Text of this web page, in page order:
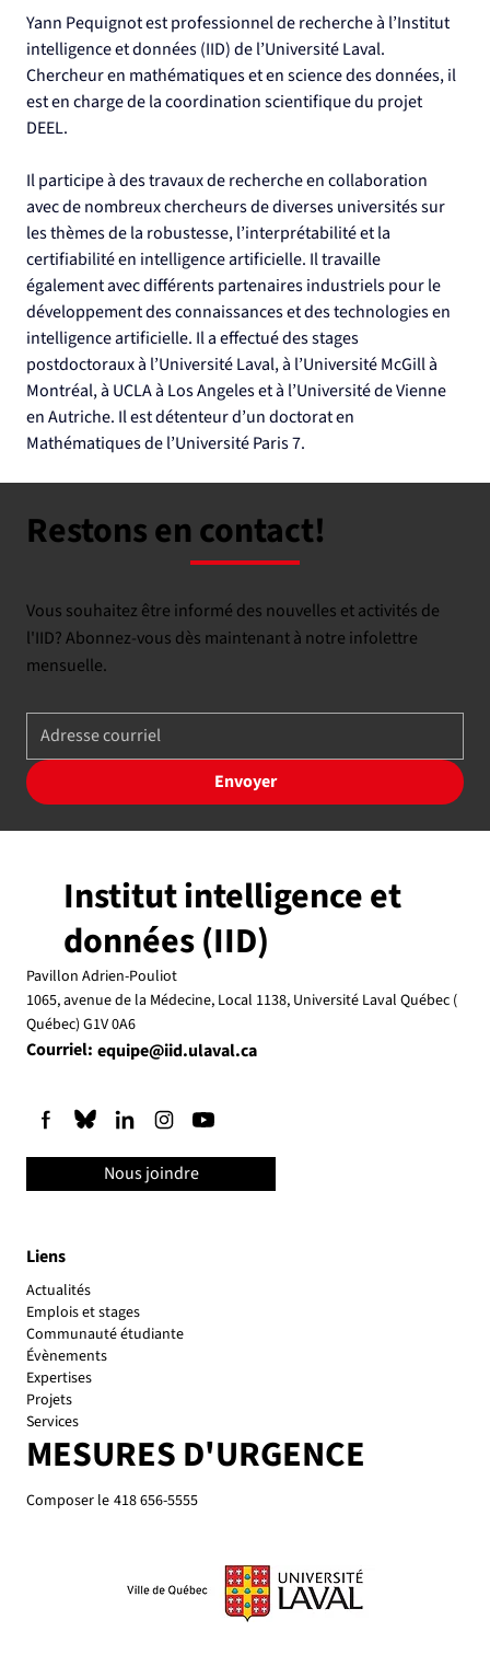
Yann Pequignot est professionnel de recherche à l’Institut
intelligence et données (IID) de l’Université Laval.
Chercheur en mathématiques et en science des données, il
est en charge de la coordination scientifique du projet
DEEL.
Il participe à des travaux de recherche en collaboration
avec de nombreux chercheurs de diverses universités sur
les thèmes de la robustesse, l’interprétabilité et la
certifiabilité en intelligence artificielle. Il travaille
également avec différents partenaires industriels pour le
développement des connaissances et des technologies en
intelligence artificielle. Il a effectué des stages
postdoctoraux à l’Université Laval, à l’Université McGill à
Montréal, à UCLA à Los Angeles et à l’Université de Vienne
en Autriche. Il est détenteur d’un doctorat en
Mathématiques de l’Université Paris 7.
Restons en contact!
Vous souhaitez être informé des nouvelles et activités de
l'IID? Abonnez-vous dès maintenant à notre infolettre
mensuelle.
Envoyer
Liens
Actualités
Emplois et stages
Communauté étudiante
Évènements
Expertises
Projets
Services
MESURES D'URGENCE
Composer le 418 656-5555
Institut intelligence et
données (IID)
Pavillon Adrien-Pouliot
1065, avenue de la Médecine, Local 1138, Université Laval Québec (
Québec) G1V 0A6
Courriel: equipe@iid.ulaval.ca
Nous joindre